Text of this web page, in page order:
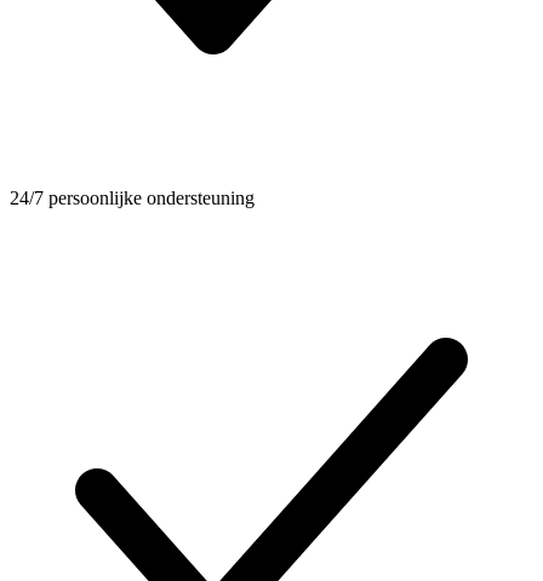
24/7 persoonlijke ondersteuning